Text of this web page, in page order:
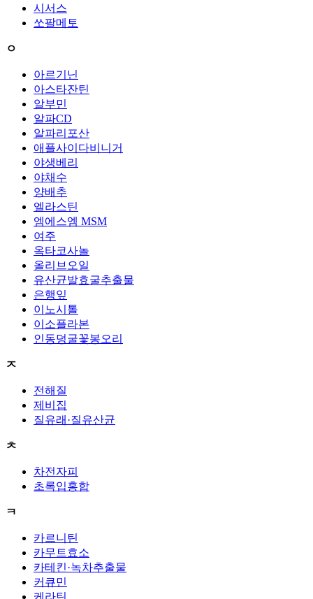
시서스
쏘팔메토
ㅇ
아르기닌
아스타잔틴
알부민
알파CD
알파리포산
애플사이다비니거
야생베리
야채수
양배추
엘라스틴
엠에스엠 MSM
여주
옥타코사놀
올리브오일
유산균발효굴추출물
은행잎
이노시톨
이소플라본
인동덩굴꽃봉오리
ㅈ
전해질
제비집
질유래·질유산균
ㅊ
차전자피
초록입홍합
ㅋ
카르니틴
카무트효소
카테킨·녹차추출물
커큐민
케라틴